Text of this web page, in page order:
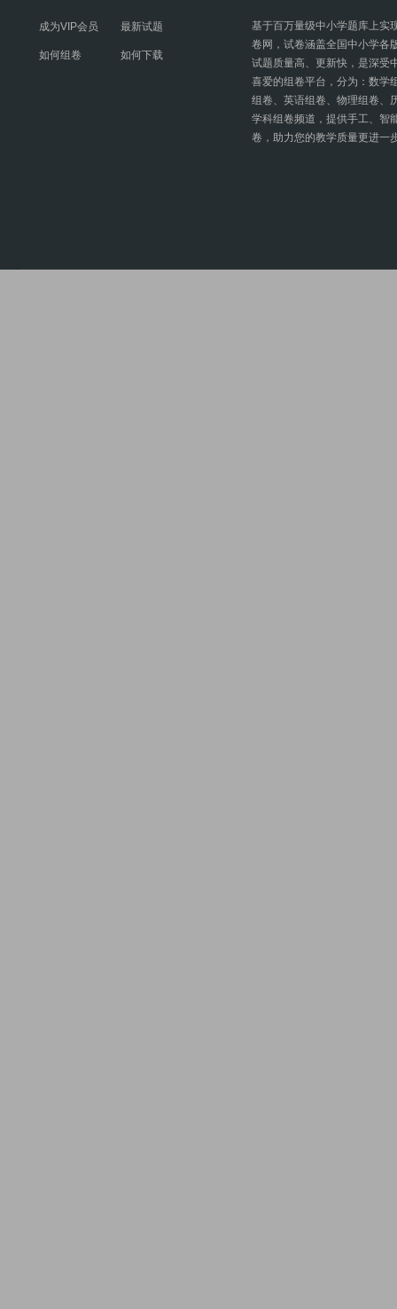
成为VIP会员 最新试题
如何组卷 如何下载
基于百万量级中小学题库上实
卷网，试卷涵盖全国中小学各
试题质量高、更新快，是深受
喜爱的组卷平台，分为：数学
组卷、英语组卷、物理组卷、
学科组卷频道，提供手工、智
卷，助力您的教学质量更进一